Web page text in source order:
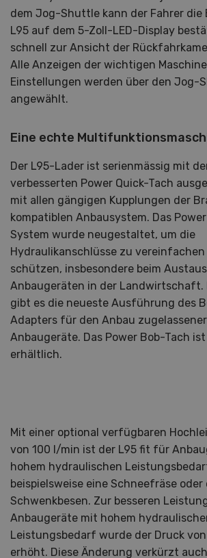
dem Jog-Shuttle kann der Fahrer die
L95 auf dem 5-Zoll-LED-Display
schnell zur Ansicht der
Alle Anzeigen der wichtigen
Einstellungen werden über den Jog-
angewählt.
Eine echte
Der L95-Lader ist serienmässig mit
verbesserten Power Quick-Tach
mit allen gängigen Kupplungen der
kompatiblen Anbausystem. Das
System wurde neugestaltet, um die
Hydraulikanschlüsse zu
schützen, insbesondere beim
Anbaugeräten in der Landwirtschaft.
gibt es die neueste Ausführung des
Adapters für den Anbau
Anbaugeräte. Das Power Bob-Tach
erhältlich.
Mit einer optional verfügbaren
von 100 l/min ist der L95 fit für
hohem hydraulischen
beispielsweise eine Schneefräse oder
Schwenkbesen. Zur besseren
Anbaugeräte mit hohem
Leistungsbedarf wurde der Druck
erhöht. Diese Änderung verkürzt